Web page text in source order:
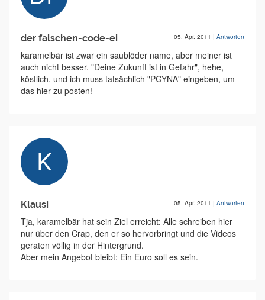
der falschen-code-ei 05. Apr. 2011 | Antworten
karamelbär ist zwar ein saublöder name, aber meiner ist
auch nicht besser. "Deine Zukunft ist in Gefahr", hehe,
köstlich. und ich muss tatsächlich "PGYNA" eingeben, um
das hier zu posten!
Klausi 05. Apr. 2011 | Antworten
Tja, karamelbär hat sein Ziel erreicht: Alle schreiben hier
nur über den Crap, den er so hervorbringt und die Videos
geraten völlig in der Hintergrund.
Aber mein Angebot bleibt: Ein Euro soll es sein.